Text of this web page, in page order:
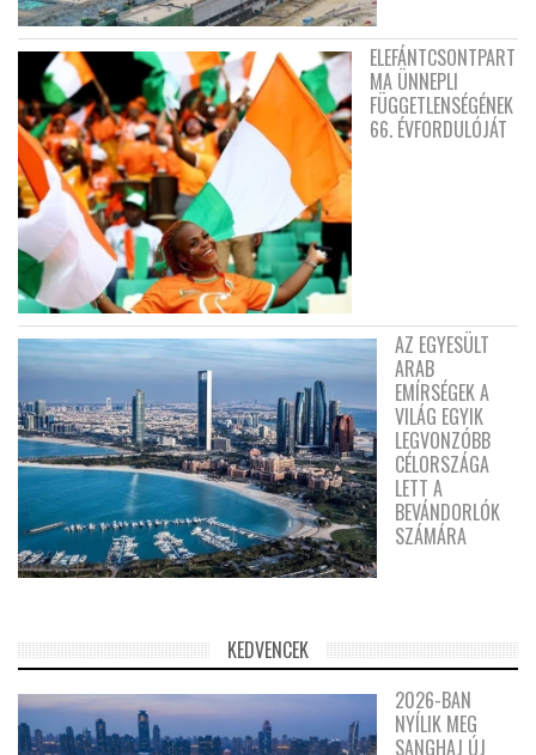
ELEFÁNTCSONTPART
MA ÜNNEPLI
FÜGGETLENSÉGÉNEK
66. ÉVFORDULÓJÁT
AZ EGYESÜLT
ARAB
EMÍRSÉGEK A
VILÁG EGYIK
LEGVONZÓBB
CÉLORSZÁGA
LETT A
BEVÁNDORLÓK
SZÁMÁRA
KEDVENCEK
2026-BAN
NYÍLIK MEG
SANGHAJ ÚJ